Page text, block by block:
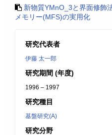
新物質YMnO_3と界面修飾
メモリー(MFS)の実用化
研究代表者
伊藤 太一郎
研究期間 (年度)
1996 – 1997
研究種目
基盤研究(A)
研究分野